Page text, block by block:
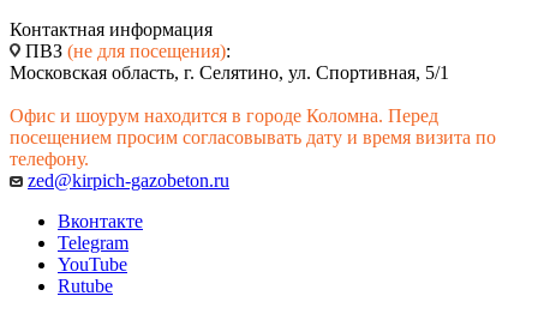
Контактная информация
ПВЗ (не для посещения):
Московская область, г. Селятино, ул. Спортивная, 5/1
Офис и шоурум находится в городе Коломна. Перед
посещением просим согласовывать дату и время визита по
телефону.
zed@kirpich-gazobeton.ru
Вконтакте
Telegram
YouTube
Rutube